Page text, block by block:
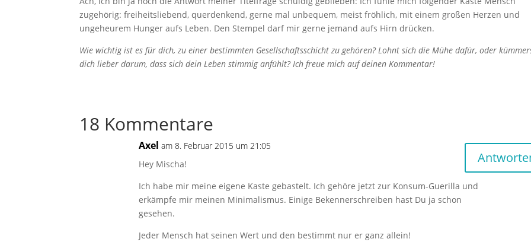
zugehörig: freiheitsliebend, querdenkend, gerne mal unbequem, meist fröhlich, mit einem großen Herzen und
ungeheurem Hunger aufs Leben. Den Stempel darf mir gerne jemand aufs Hirn drücken.
Wie wichtig ist es für dich, zu einer bestimmten Gesellschaftsschicht zu gehören? Lohnt sich die Mühe dafür, oder
dich lieber darum, dass sich dein Leben stimmig anfühlt? Ich freue mich auf deinen Kommentar!
18 Kommentare
Axel am 8. Februar 2015 um 21:05
Hey Mischa!
Ich habe mir meine eigene Kaste gebastelt. Ich gehöre jetzt zur Konsum-Guerilla und
erkämpfe mir meinen Minimalismus. Einige Bekennerschreiben hast Du ja schon
gesehen.
Jeder Mensch hat seinen Wert und den bestimmt nur er ganz allein!